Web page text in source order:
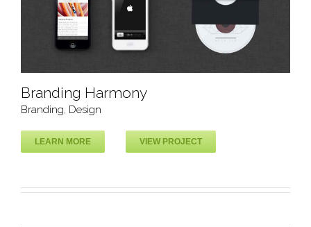
Branding Harmony
Branding, Design
LEARN MORE VIEW PROJECT